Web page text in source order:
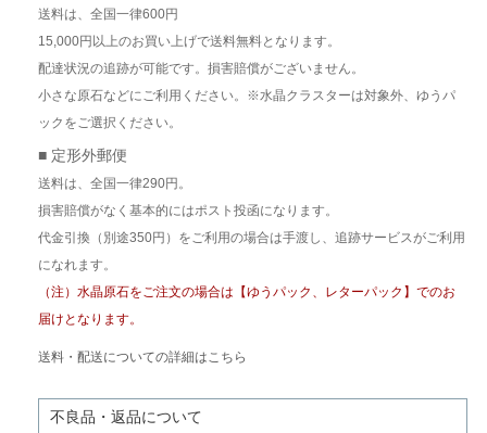
送料は、全国一律600円
15,000円以上のお買い上げで送料無料となります。
配達状況の追跡が可能です。損害賠償がございません。
小さな原石などにご利用ください。※水晶クラスターは対象外、ゆうパ
ックをご選択ください。
■ 定形外郵便
送料は、全国一律290円。
損害賠償がなく基本的にはポスト投函になります。
代金引換（別途350円）をご利用の場合は手渡し、追跡サービスがご利用
になれます。
（注）水晶原石をご注文の場合は【ゆうパック、レターパック】でのお
届けとなります。
送料・配送についての詳細はこちら
不良品・返品について